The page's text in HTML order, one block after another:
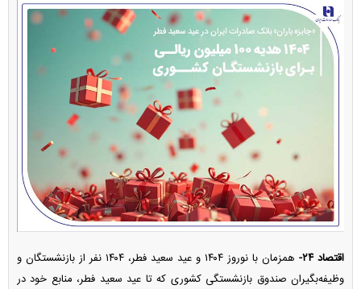
اقتصاد ۲۴-
همزمان با نوروز ۱۴۰۴ و عید سعید فطر، ۱۴۰۴ نفر از بازنشستگان و
وظیفه‌بگیران صندوق بازنشستگی کشوری که تا عید سعید فطر، منابع خود در